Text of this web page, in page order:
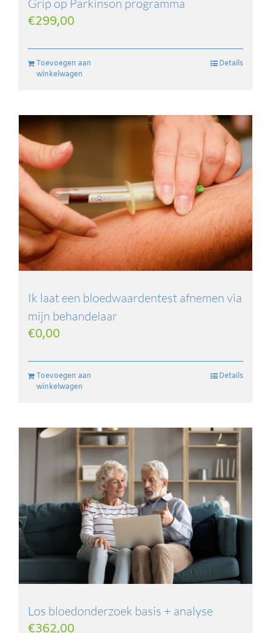
Grip op Parkinson programma
€299,00
Toevoegen aan
winkelwagen
Details
Ik laat een bloedwaardentest afnemen via
mijn behandelaar
€0,00
Toevoegen aan
winkelwagen
Details
Los bloedonderzoek basis + analyse
€362,00